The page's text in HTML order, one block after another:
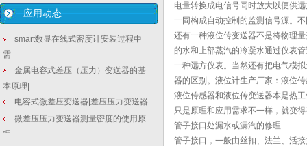
应用动态
smart数显在线式密度计安装过程中
需...
金属电容式差压（压力）变送器的基
本原理|
电容式微差压变送器|差压压力变送器
微差压压力变送器测量密度的使用原
理
电量转换成电信号同时放大以便供
一同构成自动控制的监测信号源。
还有一种液位传变送器不是将物理
的水和上部蒸汽的冷凝水通过仪表
一种远方仪表。当然还有把电气模
器的区别。液位计生产厂家：液位
液位传感器和液位传变送器本是热
只是原理和应用需求不一样，就变
管子接口处漏水或漏汽的修理
管子接口，一般由丝扣、法兰、活